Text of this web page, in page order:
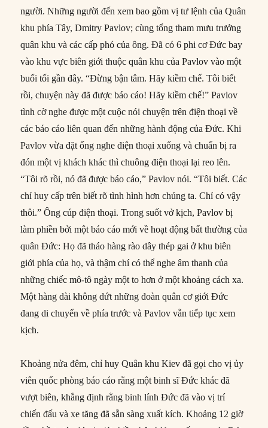
người. Những người đến xem bao gồm vị tư lệnh của Quân
khu phía Tây, Dmitry Pavlov; cùng tổng tham mưu trưởng
quân khu và các cấp phó của ông. Đã có 6 phi cơ Đức bay
vào khu vực biên giới thuộc quân khu của Pavlov vào một
buổi tối gần đây. “Đừng bận tâm. Hãy kiềm chế. Tôi biết
rồi, chuyện này đã được báo cáo! Hãy kiềm chế!” Pavlov
tình cờ nghe được một cuộc nói chuyện trên điện thoại về
các báo cáo liên quan đến những hành động của Đức. Khi
Pavlov vừa đặt ống nghe điện thoại xuống và chuẩn bị ra
đón một vị khách khác thì chuông điện thoại lại reo lên.
“Tôi rõ rồi, nó đã được báo cáo,” Pavlov nói. “Tôi biết. Các
chỉ huy cấp trên biết rõ tình hình hơn chúng ta. Chỉ có vậy
thôi.” Ông cúp điện thoại. Trong suốt vở kịch, Pavlov bị
làm phiền bởi một báo cáo mới về hoạt động bất thường của
quân Đức: Họ đã tháo hàng rào dây thép gai ở khu biên
giới phía của họ, và thậm chí có thể nghe âm thanh của
những chiếc mô-tô ngày một to hơn ở một khoảng cách xa.
Một hàng dài không dứt những đoàn quân cơ giới Đức
đang di chuyển về phía trước và Pavlov vẫn tiếp tục xem
kịch.
Khoảng nửa đêm, chỉ huy Quân khu Kiev đã gọi cho vị ủy
viên quốc phòng báo cáo rằng một binh sĩ Đức khác đã
vượt biên, khẳng định rằng binh lính Đức đã vào vị trí
chiến đấu và xe tăng đã sẵn sàng xuất kích. Khoảng 12 giờ